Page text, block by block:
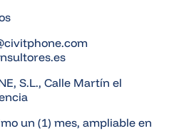
S.L., Calle Martín el
un (1) mes, ampliable en